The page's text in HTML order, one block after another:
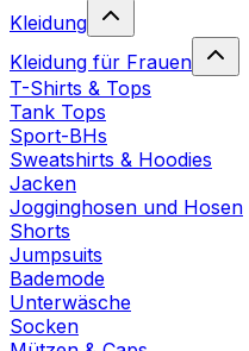
Kleidung
Kleidung für Frauen
T-Shirts & Tops
Tank Tops
Sport-BHs
Sweatshirts & Hoodies
Jacken
Jogginghosen und Hosen
Shorts
Jumpsuits
Bademode
Unterwäsche
Socken